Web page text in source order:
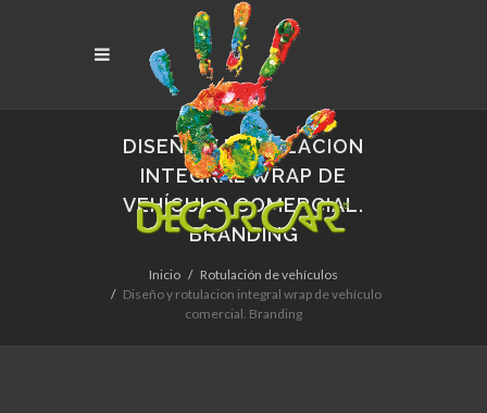
DISEÑO Y ROTULACION
INTEGRAL WRAP DE
VEHÍCULO COMERCIAL.
BRANDING
Inicio
Rotulación de vehículos
Diseño y rotulacion integral wrap de vehículo
comercial. Branding